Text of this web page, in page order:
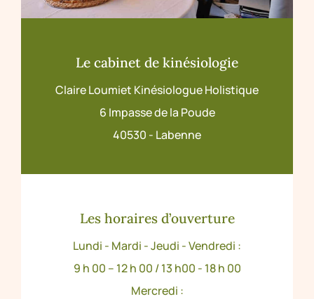
Le cabinet de kinésiologie
Claire Loumiet Kinésiologue Holistique
6 Impasse de la Poude
40530 - Labenne
Les horaires d’ouverture
Lundi - Mardi - Jeudi - Vendredi :
9 h 00 – 12 h 00 / 13 h00 - 18 h 00
Mercredi :